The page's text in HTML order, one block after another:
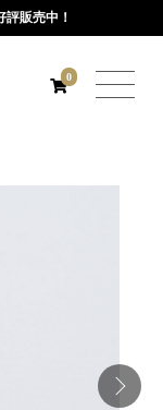
評販売中！
0